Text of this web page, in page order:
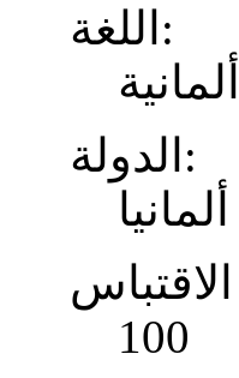
اللغة:
ألمانية
الدولة:
ألمانيا
100